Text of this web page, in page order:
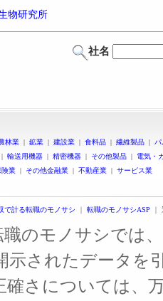
物研究所
社名
林業 | 鉱業 | 建設業 | 食料品 | 繊維製品 |
| 輸送用機器 | 精密機器 | その他製品 | 電気・
険業 | その他金融業 | 不動産業 | サービス業
で計る転職のモノサシ ｜ 転職のモノサシASP ｜
のモノサシでは
示されたデータを
確さについては、